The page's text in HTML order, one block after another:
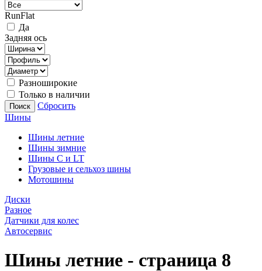
RunFlat
Да
Задняя ось
Разноширокие
Только в наличии
Поиск
Сбросить
Шины
Шины летние
Шины зимние
Шины С и LT
Грузовые и сельхоз шины
Мотошины
Диски
Разное
Датчики для колес
Автосервис
Шины летние - страница 8